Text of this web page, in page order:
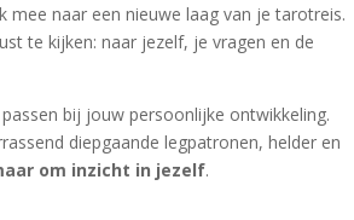
mee naar een nieuwe laag van je tarotreis.
te kijken: naar jezelf, je vragen en de
bij jouw persoonlijke ontwikkeling.
diepgaande legpatronen, helder en
om inzicht in jezelf.